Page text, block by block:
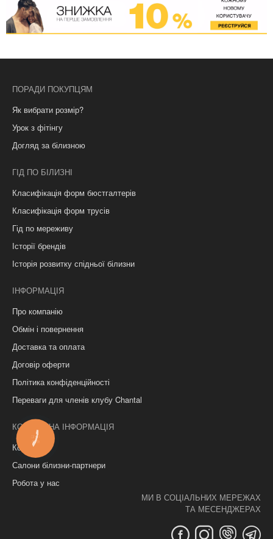
ПОРАДИ ПОКУПЦЯМ
Як вибрати розмір?
Урок з фітінгу
Догляд за білизною
ГІД ПО БІЛИЗНІ
Класифікація форм бюстгалтерів
Класифікація форм трусів
Гід по мереживу
Історії брендів
Історія розвитку спідньої білизни
ІНФОРМАЦІЯ
Про компанію
Обмін і повернення
Доставка та оплата
Договір оферти
Політика конфіденційності
Переваги для членів клубу Chantal
КОНТАКТНА ІНФОРМАЦІЯ
Контакти
Салони білизни-партнери
Робота у нас
МИ В СОЦІАЛЬНИХ МЕРЕЖАХ
ТА МЕСЕНДЖЕРАХ
КНОПКА
ЗВ'ЯЗКУ